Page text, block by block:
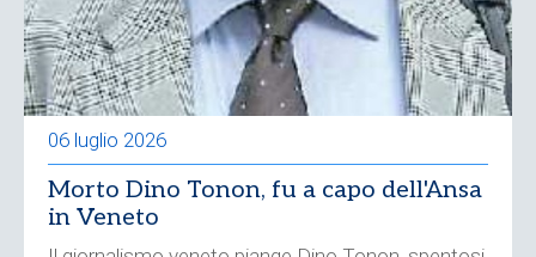
06 luglio 2026
Morto Dino Tonon, fu a capo dell'Ansa
in Veneto